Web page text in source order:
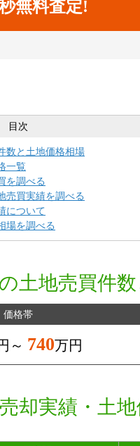
目次
数と土地価格相場
一覧
を調べる
売買実績を調べる
について
場を調べる
土地売買件
価格帯
～ 740万円
却実績・土